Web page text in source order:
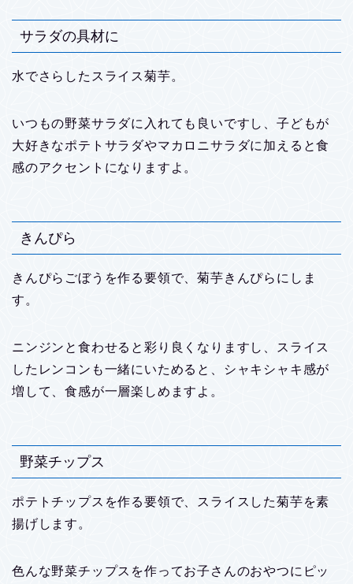
サラダの具材に
水でさらしたスライス菊芋。
いつもの野菜サラダに入れても良いですし、子どもが
大好きなポテトサラダやマカロニサラダに加えると食
感のアクセントになりますよ。
きんぴら
きんぴらごぼうを作る要領で、菊芋きんぴらにしま
す。
ニンジンと食わせると彩り良くなりますし、スライス
したレンコンも一緒にいためると、シャキシャキ感が
増して、食感が一層楽しめますよ。
野菜チップス
ポテトチップスを作る要領で、スライスした菊芋を素
揚げします。
色んな野菜チップスを作ってお子さんのおやつにピッ